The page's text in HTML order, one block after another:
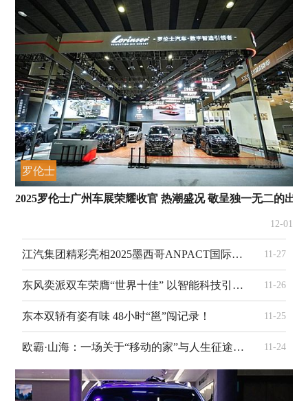
罗伦士
2025罗伦士广州车展荣耀收官 热潮盛况 敬呈独一无二的出
12-01
江汽集团精彩亮相2025墨西哥ANPACT国际展会 11-27
东风奕派双车荣膺“世界十佳” 以智能科技引领智慧出行 11-26
东本双轿有姿有味 48小时“邕”闯记录！ 11-25
欧霸·山海：一场关于“移动的家”与人生征途的深度对话 11-24